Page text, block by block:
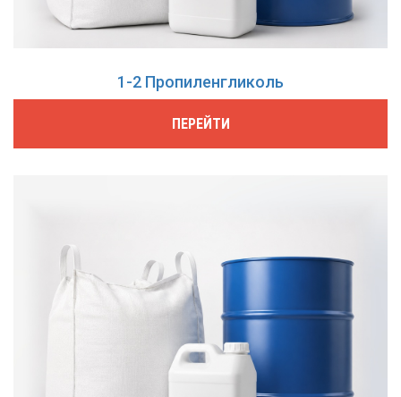
1-2 Пропиленгликоль
ПЕРЕЙТИ